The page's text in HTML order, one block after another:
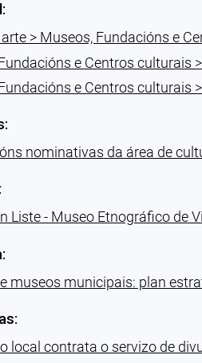
> Museos, Fundacións e
e Centros culturais
e Centros culturais
nominativas da área de
Liste - Museo Etnográfico de
museos municipais: plan
local contrata o servizo de